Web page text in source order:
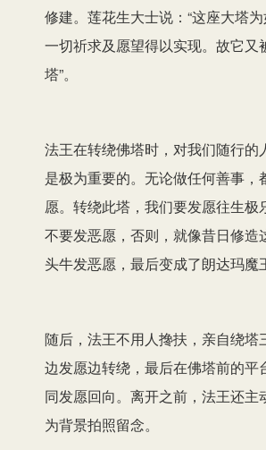
修建。莲花生大士说：“这座大塔
一切祈求及愿望得以实现。故它又
塔”。
法王在转绕佛塔时，对我们随行的
是极为重要的。无论做任何善事，
愿。转绕此塔，我们要发愿往生极
不要发恶愿，否则，就像昔日修造
头牛发恶愿，最后变成了朗达玛魔
随后，法王不用人搀扶，亲自绕塔
边发愿边转绕，最后在佛塔前的平
同发愿回向。离开之前，法王还主
为背景拍照留念。